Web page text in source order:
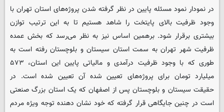
در نمودار نمود مسئله پایین در نظر گرفته شدن پروژه‌های استان تهران با
وجود ظرفیت بالای پایتخت را شاهد هستیم تا به این ترتیب توازن
بیشتری برقرار شود. برهمین اساس نیز به نظر می‌رسد که بخش عمده
ظرفیت شهر تهران به سمت استان سیستان و بلوچستان رفته است به
طوری که با وجود ظرفیت درآمدی و مالیاتی پایین این استان، ۵۷۳
میلیارد تومان برای پروژه‌های تعیین شده آن تعیین شده است. در
حقیقت سیستان و بلوچستان پس از اصفهان که یک استان بزرگ صنعتی
است در چنین جایگاهی قرار گرفته که خود نشان دهنده توجه ویژه مردم